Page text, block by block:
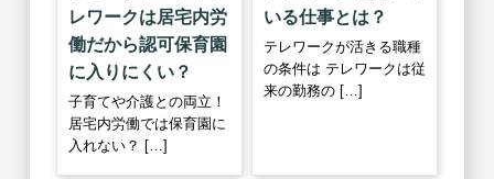
レワークは居宅内労
働だから認可保育園
に入りにくい？
子育てや介護との両立！
居宅内労働では保育園に
入れない？ […]
いる仕事とは？
テレワークが活きる職種
の条件は テレワークは従
来の勤務の […]